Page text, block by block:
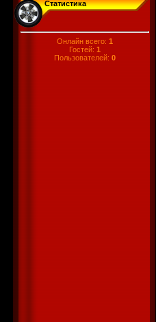
Статистика
Онлайн всего: 1
Гостей: 1
Пользователей: 0